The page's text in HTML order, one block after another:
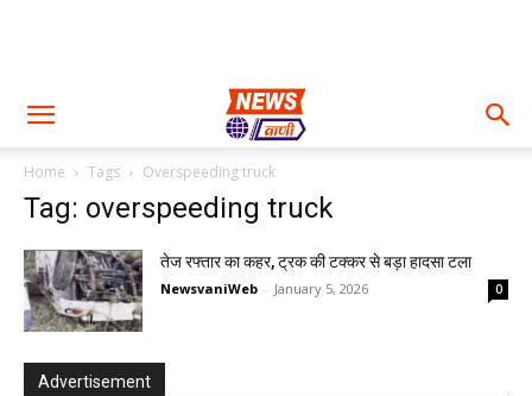
Home Tags Overspeeding truck
Tag: overspeeding truck
तेज रफ्तार का कहर, ट्रक की टक्कर से बड़ा हादसा टला
NewsvaniWeb - January 5, 2026 0
Advertisement